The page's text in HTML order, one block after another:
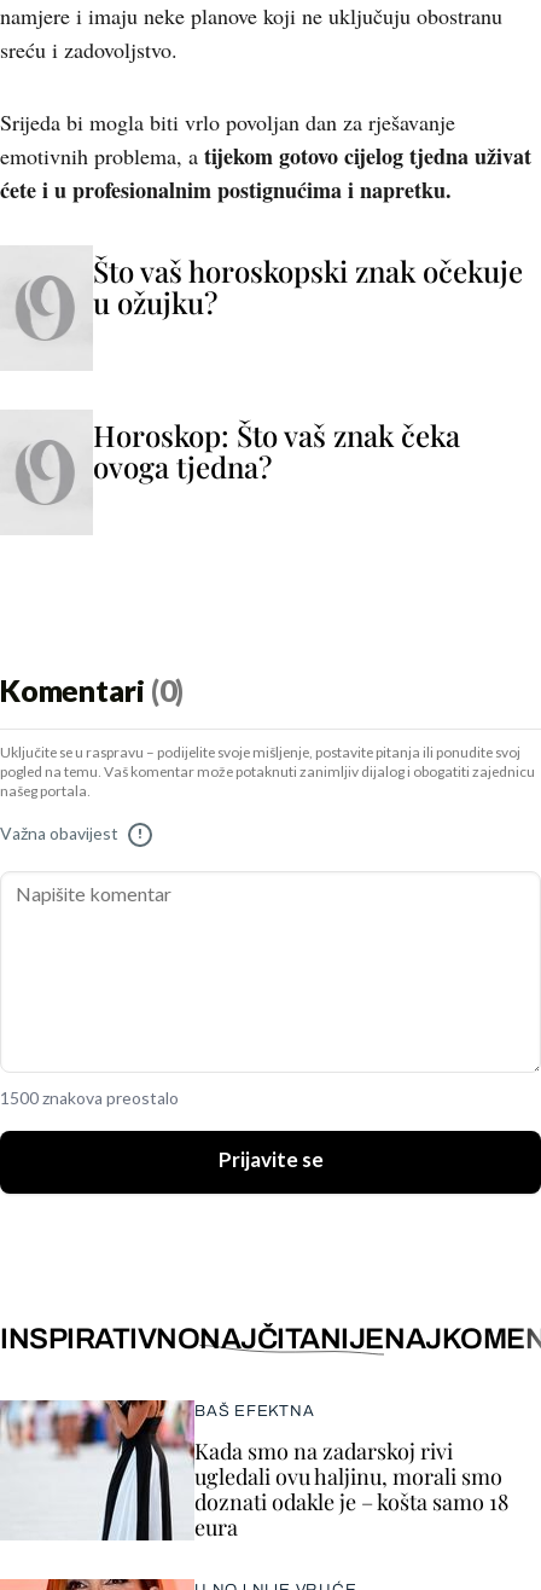
namjere i imaju neke planove koji ne uključuju obostranu
sreću i zadovoljstvo.
Srijeda bi mogla biti vrlo povoljan dan za rješavanje
emotivnih problema, a tijekom gotovo cijelog tjedna uživat
ćete i u profesionalnim postignućima i napretku.
Što vaš horoskopski znak očekuje
u ožujku?
Horoskop: Što vaš znak čeka
ovoga tjedna?
Komentari (0)
Uključite se u raspravu – podijelite svoje mišljenje, postavite pitanja ili ponudite svoj
pogled na temu. Vaš komentar može potaknuti zanimljiv dijalog i obogatiti zajednicu
našeg portala.
Važna obavijest !
1500 znakova preostalo
Prijavite se
INSPIRATIVNONAJČITANIJE
BAŠ EFEKTNA
Kada smo na zadarskoj rivi
ugledali ovu haljinu, morali smo
doznati odakle je – košta samo 18
eura